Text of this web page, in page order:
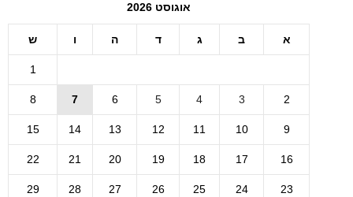
אוגוסט 2026
א ב ג ד ה ו ש
1
2
3
4
5
6
7
8
9
10
11
12
13
14
15
16
17
18
19
20
21
22
23
24
25
26
27
28
29